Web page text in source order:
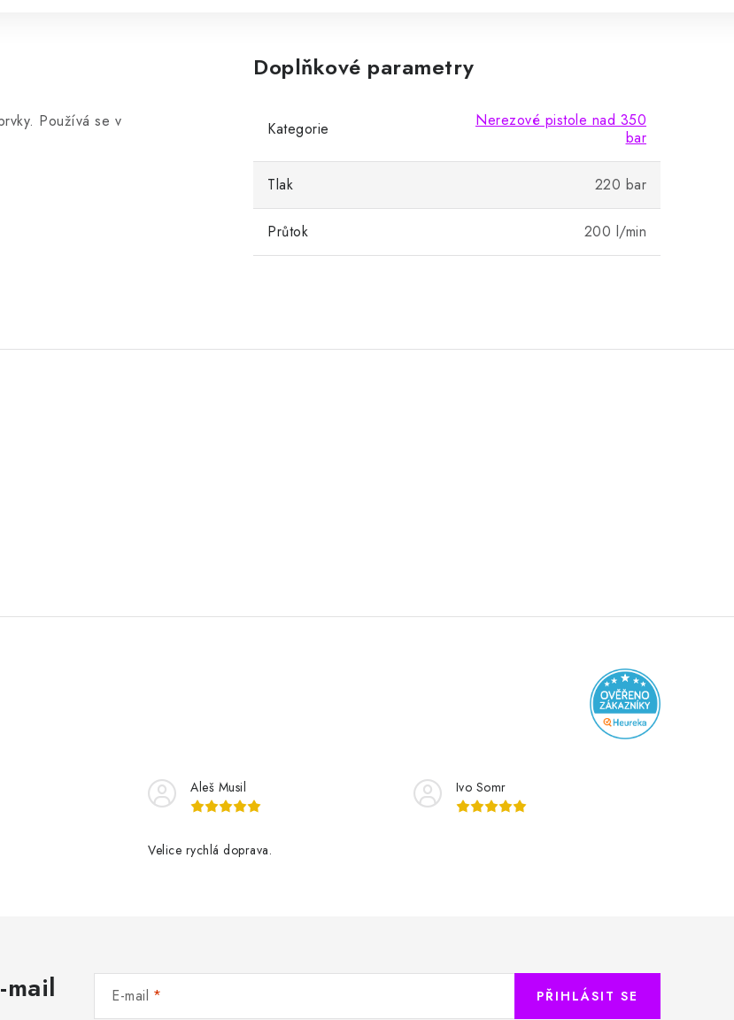
Používá se v
Doplňkové parametry
Kategorie
Nerezové pistole nad 350
bar
Tlak 220 bar
Průtok 200 l/min
Aleš Musil
Velice rychlá doprava.
Ivo Somr
E-mail PŘIHLÁSIT SE